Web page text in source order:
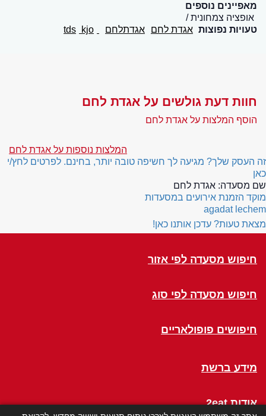
מאפיינים נוספים
אופציה צמחונית
טעויות נפוצות אגדת לחם אגדתלחם kjo
חוות דעת גולשים על אגדת לחם
הוסף המלצות על אגדת לחם
המלצות נוספות על אגדת לחם
זה העסק שלך? מגיעה לך חשיפה טובה יותר, בחינם. לפרטים לחץ/י
כאן
שם מסעדה: אגדת לחם
מוקד הזמנת אירועים במסעדות
agadat lechem
מצאת טעות? עדכן אותנו כאן!
חיפוש מסעדה לפי אזור
חיפוש מסעדה לפי סוג
חיפושים פופולאריים
מידע ברשת
אודות 2eat